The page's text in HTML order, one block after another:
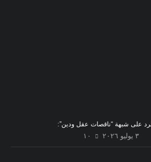
على شبهة “ناقصات عقل ودين”:
٣ يوليو ٢٠٢٦ ١٠